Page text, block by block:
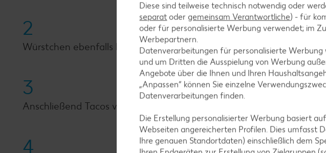
2
Würstchen ebenfalls kurz in der Pfanne braten, bis sie warm sind.
3
Anschließend Tacos von beiden Seiten in einer Pfanne erwärmen.
4
Diese sind teilweise technisch notwendig oder
separat oder gemeinsam Verantwortliche) - für
oder für personalisierte Werbung verwendet; im
Werbepartnern.
Datenverarbeitungen für personalisierte
und um Dritten die Ausspielung von Werbung
Angebote über die Ihnen und Ihren
„Anpassen“ können Sie einzelne
Datenverarbeitungen finden.
Die Erstellung personalisierter Werbung basiert
Webseiten angereicherten Profilen. Dies umfasst
Ihre genauen Standortdaten) einschließlich dem